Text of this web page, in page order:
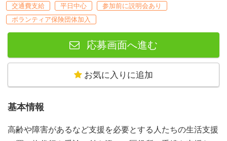
交通費支給 平日中心
参加前に説明会あり
ボランティア保険団体加入
応募画面へ進む
お気に入りに追加
基本情報
高齢や障害があるなど支援を必要とする人たちの生活支援